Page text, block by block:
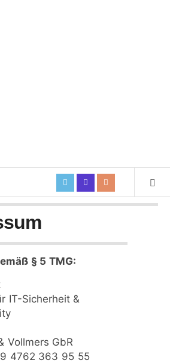
§ 5 TMG:
IT-Sicherheit &
Vollmers GbR
4762 363 95 55